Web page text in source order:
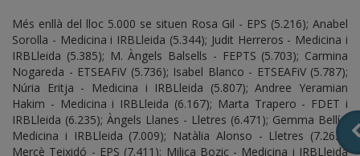
Més enllà del lloc 5.000 se situen Rosa Gil - EPS (5.216); Anabel
Sorolla - Medicina i IRBLleida (5.344); Judit Herreros - Medicina i
IRBLleida (5.385); M. Àngels Balsells - FEPTS (5.703); Carmina
Nogareda - ETSEAFiV (5.736); Isabel Blanco - ETSEAFiV (5.787);
Núria Eritja - Medicina i IRBLleida (5.807); Andree Yeramian
Hakim - Medicina i IRBLleida (6.167); Marta Trapero - FDET i
IRBLleida (6.235); Àngels Llanes - Lletres (6.471); Gemma Bellí -
Medicina i IRBLleida (7.009); Natàlia Alonso - Lletres (7.262);
Mercè Teixidó - EPS (7.411); Milica Bozic - Medicina i IRBLleida